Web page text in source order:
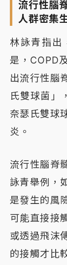
流行性腦
人群密集
林詠青指出
是，COPD
出流行性腦
氏雙球菌」
奈瑟氏雙球
炎。
流行性腦脊
詠青舉例，
是發生的風
可能直接接
或透過飛沫
的接觸才比